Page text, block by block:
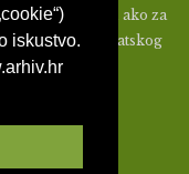
iskustvo.
s ovih stranica, ako za
od strane Hrvatskog